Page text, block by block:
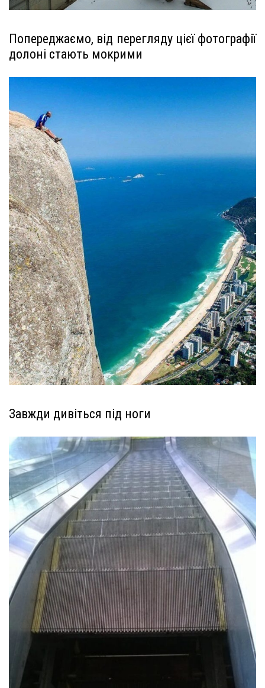
Попереджаємо, від перегляду цієї фотографії
долоні стають мокрими
Завжди дивіться під ноги